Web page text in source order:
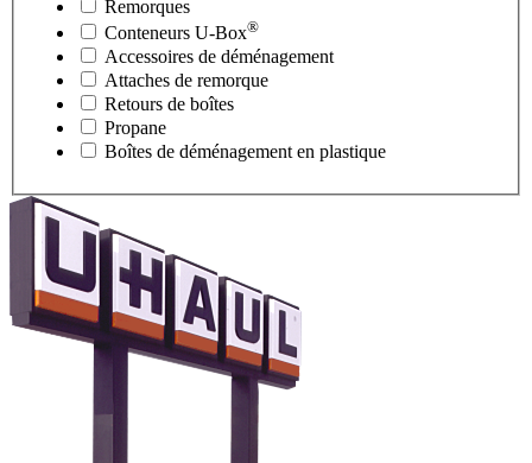
Remorques
Conteneurs U-Box®
Accessoires de déménagement
Attaches de remorque
Retours de boîtes
Propane
Boîtes de déménagement en plastique